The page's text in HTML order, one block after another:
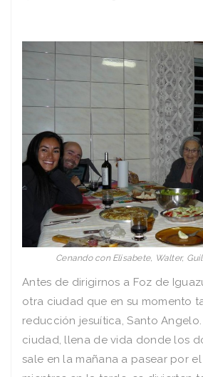
Cenando con Elisabete, Walter,
Antes de dirigirnos a Foz de
otra ciudad que en su momento
reducción jesuítica, Santo
ciudad, llena de vida donde los
sale en la mañana a pasear por